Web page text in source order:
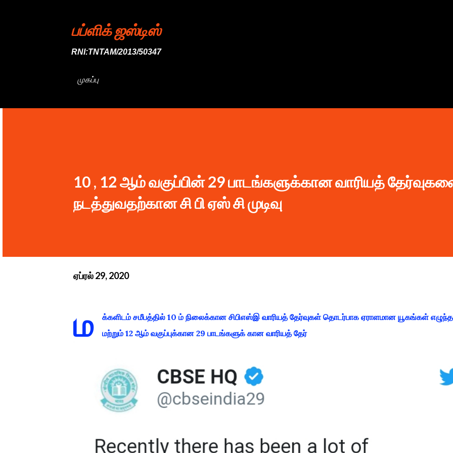
பப்ளிக் ஜஸ்டிஸ்
RNI:TNTAM/2013/50347
முகப்பு
10 , 12 ஆம் வகுப்பின் 29 பாடங்களுக்கான வாரியத்
நடத்துவதற்கான சி பி ஏஸ் சி முடிவு
ஏப்ரல் 29, 2020
ம
க்களிடம் சமீபத்தில் 10 ம் நிலைக்கான சிபிஎஸ்இ வாரியத் தேர்வுகள் தொடர்பாக ஏராளமான யூகங்கள்
மற்றும் 12 ஆம் வகுப்புக்கான 29 பாடங்களுக் கான வாரியத் தேர்